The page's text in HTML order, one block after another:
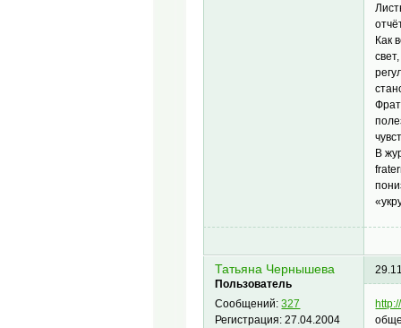
Как
В
Татьяна Чернышева
Пользователь
Сообщений:327
Регистрация:27.04.2004